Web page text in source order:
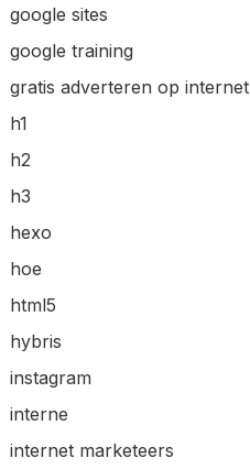
google sites
google training
gratis adverteren op internet
h1
h2
h3
hexo
hoe
html5
hybris
instagram
interne
internet marketeers